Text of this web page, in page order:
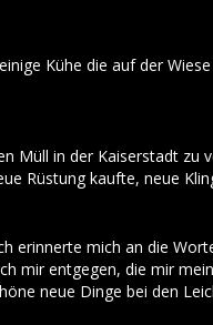
Kühe die auf der
Müll in der Kaiserstadt
Rüstung kaufte, neue
erinnerte mich an die
mir entgegen, die mir
neue Dinge bei den